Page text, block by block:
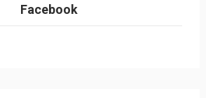
Facebook